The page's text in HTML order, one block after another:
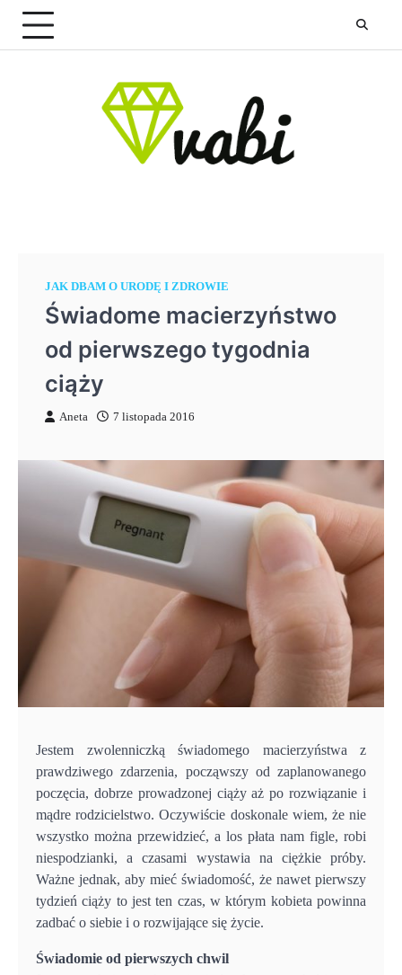
Skip
content
JAK DBAM O URODĘ I ZDROWIE
Świadome macierzyństwo
od pierwszego tygodnia
ciąży
Aneta 7 listopada 2016
Jestem zwolenniczką świadomego macierzyństwa z
prawdziwego zdarzenia, począwszy od zaplanowanego
poczęcia, dobrze prowadzonej ciąży aż po rozwiązanie i
mądre rodzicielstwo. Oczywiście doskonale wiem, że nie
wszystko można przewidzieć, a los płata nam figle, robi
niespodzianki, a czasami wystawia na ciężkie próby.
Ważne jednak, aby mieć świadomość, że nawet pierwszy
tydzień ciąży to jest ten czas, w którym kobieta powinna
zadbać o siebie i o rozwijające się życie.
Świadomie od pierwszych chwil